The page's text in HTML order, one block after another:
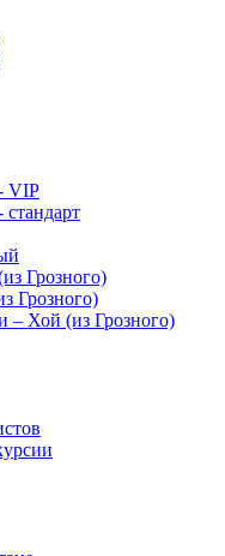
VIP
Грозного)
Грозного)
Хой (из Грозного)